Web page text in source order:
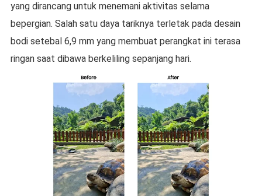
yang dirancang untuk menemani aktivitas selama
bepergian. Salah satu daya tariknya terletak pada desain
bodi setebal 6,9 mm yang membuat perangkat ini terasa
ringan saat dibawa berkeliling sepanjang hari.